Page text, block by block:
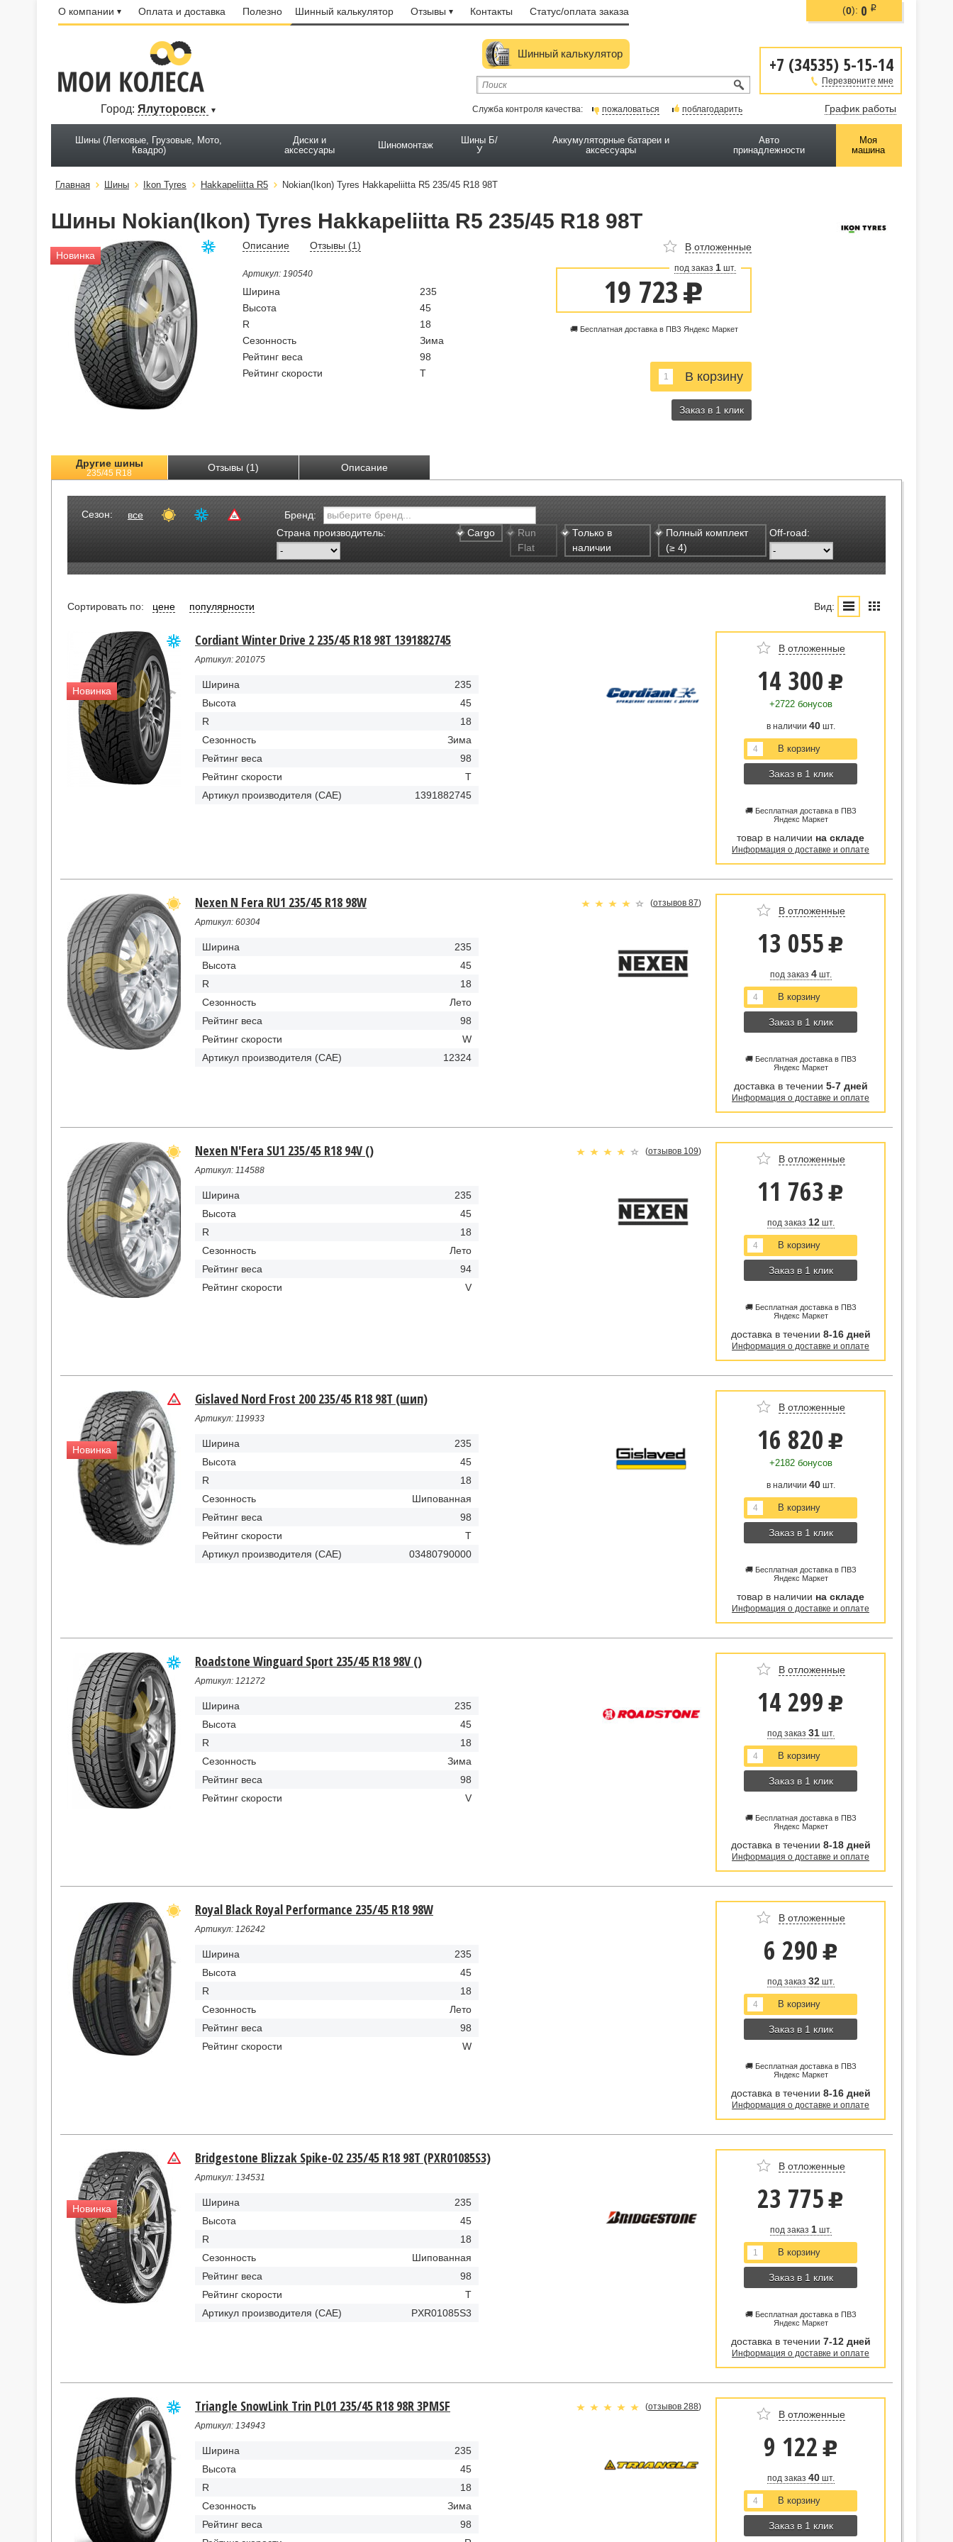
О компании Оплата и доставка Полезно Шинный калькулятор Отзывы Контакты Статус/оплата заказа
+7 (34535) 5-15-14
Перезвоните мне
Город: Ялуторовск
Шинный калькулятор
Служба контроля качества: пожаловаться поблагодарить График работы
Шины (Легковые, Грузовые, Мото,
Квадро)
Диски и
аксессуары
Шиномонтаж
Шины Б/
У
Аккумуляторные батареи и
аксессуары
Авто
принадлежности
Моя
машина
Главная Шины Ikon Tyres Hakkapeliitta R5 Nokian(Ikon) Tyres Hakkapeliitta R5 235/45 R18 98T
Шины Nokian(Ikon) Tyres Hakkapeliitta R5 235/45 R18 98T
Новинка
Описание Отзывы (1)
Артикул: 190540
Ширина
235
Высота
45
R
18
Сезонность
Зима
Рейтинг веса
98
Рейтинг скорости
T
В отложенные
под заказ 1 шт.
19 723 u
🚚 Бесплатная доставка в ПВЗ Яндекс Маркет
Заказ в 1 клик
Другие шины
235/45 R18 Отзывы (1) Описание
Сезон: все
Бренд:
Страна производитель:
Cargo
Run
Flat
Только в
наличии
Полный комплект
(≥ 4)
Off-road:
Сортировать по: цене популярности Вид:
Новинка
Cordiant Winter Drive 2 235/45 R18 98T 1391882745
Артикул: 201075
Ширина
235
Высота
45
R
18
Сезонность
Зима
Рейтинг веса
98
Рейтинг скорости
T
Артикул производителя (CAE)
1391882745
В отложенные
14 300 u
+2722 бонусов
в наличии 40шт.
Заказ в 1 клик
🚚 Бесплатная доставка в ПВЗ
Яндекс Маркет
товар в наличии на складе
Информация о доставке и оплате
Nexen N Fera RU1 235/45 R18 98W (отзывов 87)
Артикул: 60304
Ширина
235
Высота
45
R
18
Сезонность
Лето
Рейтинг веса
98
Рейтинг скорости
W
Артикул производителя (CAE)
12324
В отложенные
13 055 u
под заказ 4шт.
Заказ в 1 клик
🚚 Бесплатная доставка в ПВЗ
Яндекс Маркет
доставка в течении 5-7 дней
Информация о доставке и оплате
Nexen N'Fera SU1 235/45 R18 94V () (отзывов 109)
Артикул: 114588
Ширина
235
Высота
45
R
18
Сезонность
Лето
Рейтинг веса
94
Рейтинг скорости
V
В отложенные
11 763 u
под заказ 12шт.
Заказ в 1 клик
🚚 Бесплатная доставка в ПВЗ
Яндекс Маркет
доставка в течении 8-16 дней
Информация о доставке и оплате
Новинка
Gislaved Nord Frost 200 235/45 R18 98T (шип)
Артикул: 119933
Ширина
235
Высота
45
R
18
Сезонность
Шипованная
Рейтинг веса
98
Рейтинг скорости
T
Артикул производителя (CAE)
03480790000
В отложенные
16 820 u
+2182 бонусов
в наличии 40шт.
Заказ в 1 клик
🚚 Бесплатная доставка в ПВЗ
Яндекс Маркет
товар в наличии на складе
Информация о доставке и оплате
Roadstone Winguard Sport 235/45 R18 98V ()
Артикул: 121272
Ширина
235
Высота
45
R
18
Сезонность
Зима
Рейтинг веса
98
Рейтинг скорости
V
В отложенные
14 299 u
под заказ 31шт.
Заказ в 1 клик
🚚 Бесплатная доставка в ПВЗ
Яндекс Маркет
доставка в течении 8-18 дней
Информация о доставке и оплате
Royal Black Royal Performance 235/45 R18 98W
Артикул: 126242
Ширина
235
Высота
45
R
18
Сезонность
Лето
Рейтинг веса
98
Рейтинг скорости
W
В отложенные
6 290 u
под заказ 32шт.
Заказ в 1 клик
🚚 Бесплатная доставка в ПВЗ
Яндекс Маркет
доставка в течении 8-16 дней
Информация о доставке и оплате
Новинка
Bridgestone Blizzak Spike-02 235/45 R18 98T (PXR01085S3)
Артикул: 134531
Ширина
235
Высота
45
R
18
Сезонность
Шипованная
Рейтинг веса
98
Рейтинг скорости
T
Артикул производителя (CAE)
PXR01085S3
В отложенные
23 775 u
под заказ 1шт.
Заказ в 1 клик
🚚 Бесплатная доставка в ПВЗ
Яндекс Маркет
доставка в течении 7-12 дней
Информация о доставке и оплате
Triangle SnowLink Trin PL01 235/45 R18 98R 3PMSF (отзывов 288)
Артикул: 134943
Ширина
235
Высота
45
R
18
Сезонность
Зима
Рейтинг веса
98
В отложенные
9 122 u
под заказ 40шт.
Заказ в 1 клик
(0): 0 i